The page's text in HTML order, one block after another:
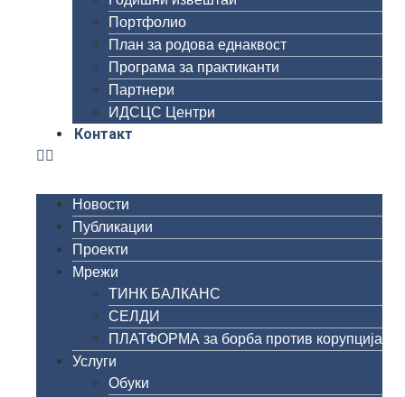
Портфолио
План за родова еднаквост
Програма за практиканти
Партнери
ИДСЦС Центри
Контакт
Новости
Публикации
Проекти
Мрежи
ТИНК БАЛКАНС
СЕЛДИ
ПЛАТФОРМА за борба против корупција
Услуги
Обуки